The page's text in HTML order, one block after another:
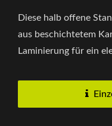
Diese halb offene
aus beschichtetem
Laminierung für ein